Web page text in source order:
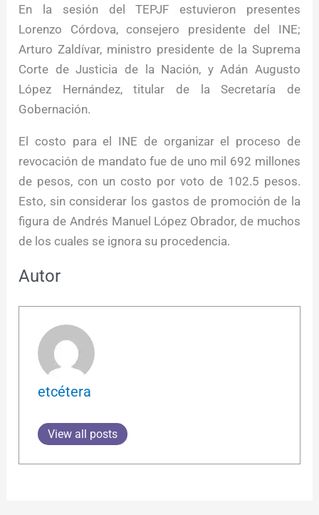
En la sesión del TEPJF estuvieron presentes
Lorenzo Córdova, consejero presidente del INE;
Arturo Zaldívar, ministro presidente de la Suprema
Corte de Justicia de la Nación, y Adán Augusto
López Hernández, titular de la Secretaría de
Gobernación.
El costo para el INE de organizar el proceso de
revocación de mandato fue de uno mil 692 millones
de pesos, con un costo por voto de 102.5 pesos.
Esto, sin considerar los gastos de promoción de la
figura de Andrés Manuel López Obrador, de muchos
de los cuales se ignora su procedencia.
Autor
etcétera
View all posts